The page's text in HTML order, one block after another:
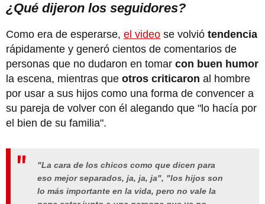
¿Qué dijeron los seguidores?
Como era de esperarse, el video se volvió tendencia
rápidamente y generó cientos de comentarios de
personas que no dudaron en tomar con buen humor
la escena, mientras que otros criticaron al hombre
por usar a sus hijos como una forma de convencer a
su pareja de volver con él alegando que "lo hacía por
el bien de su familia".
"La cara de los chicos como que dicen para
eso mejor separados, ja, ja, ja", "los hijos son
lo más importante en la vida, pero no vale la